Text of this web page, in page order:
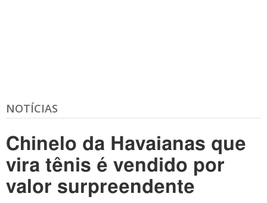
NOTÍCIAS
Chinelo da Havaianas que
vira tênis é vendido por
valor surpreendente